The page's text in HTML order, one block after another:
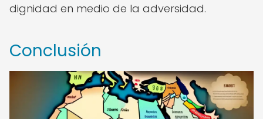
dignidad en medio de la adversidad.
Conclusión